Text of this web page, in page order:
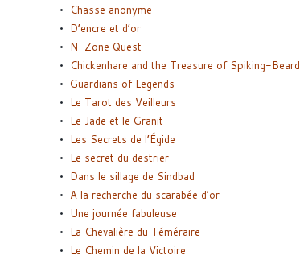
Chasse anonyme
D’encre et d’or
N-Zone Quest
Chickenhare and the Treasure of Spiking-Beard
Guardians of Legends
Le Tarot des Veilleurs
Le Jade et le Granit
Les Secrets de l’Égide
Le secret du destrier
Dans le sillage de Sindbad
A la recherche du scarabée d’or
Une journée fabuleuse
La Chevalière du Téméraire
Le Chemin de la Victoire